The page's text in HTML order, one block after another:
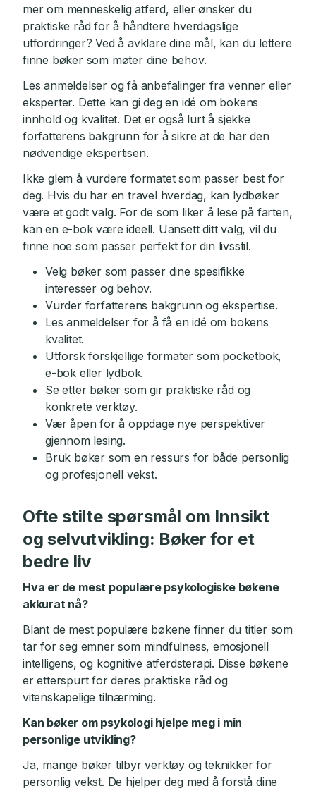
mer om menneskelig atferd, eller ønsker du
praktiske råd for å håndtere hverdagslige
utfordringer? Ved å avklare dine mål, kan du lettere
finne bøker som møter dine behov.
Les anmeldelser og få anbefalinger fra venner eller
eksperter. Dette kan gi deg en idé om bokens
innhold og kvalitet. Det er også lurt å sjekke
forfatterens bakgrunn for å sikre at de har den
nødvendige ekspertisen.
Ikke glem å vurdere formatet som passer best for
deg. Hvis du har en travel hverdag, kan lydbøker
være et godt valg. For de som liker å lese på farten,
kan en e-bok være ideell. Uansett ditt valg, vil du
finne noe som passer perfekt for din livsstil.
Velg bøker som passer dine spesifikke
interesser og behov.
Vurder forfatterens bakgrunn og ekspertise.
Les anmeldelser for å få en idé om bokens
kvalitet.
Utforsk forskjellige formater som pocketbok,
e-bok eller lydbok.
Se etter bøker som gir praktiske råd og
konkrete verktøy.
Vær åpen for å oppdage nye perspektiver
gjennom lesing.
Bruk bøker som en ressurs for både personlig
og profesjonell vekst.
Ofte stilte spørsmål om Innsikt
og selvutvikling: Bøker for et
bedre liv
Hva er de mest populære psykologiske bøkene
akkurat nå?
Blant de mest populære bøkene finner du titler som
tar for seg emner som mindfulness, emosjonell
intelligens, og kognitive atferdsterapi. Disse bøkene
er etterspurt for deres praktiske råd og
vitenskapelige tilnærming.
Kan bøker om psykologi hjelpe meg i min
personlige utvikling?
Ja, mange bøker tilbyr verktøy og teknikker for
personlig vekst. De hjelper deg med å forstå dine